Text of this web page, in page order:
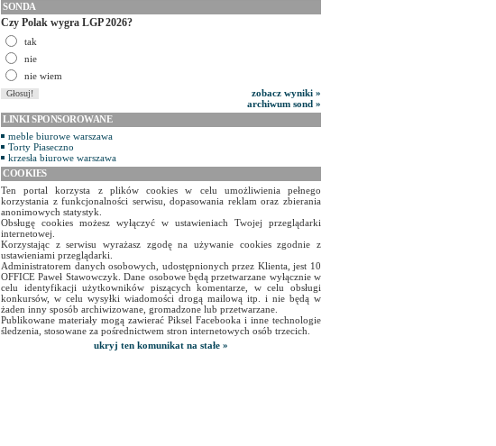
SONDA
Czy Polak wygra LGP 2026?
tak
nie
nie wiem
zobacz wyniki »
archiwum sond »
LINKI SPONSOROWANE
meble biurowe warszawa
Torty Piaseczno
krzesła biurowe warszawa
COOKIES
Ten portal korzysta z plików cookies w celu umożliwienia pełnego
korzystania z funkcjonalności serwisu, dopasowania reklam oraz zbierania
anonimowych statystyk.
Obsługę cookies możesz wyłączyć w ustawieniach Twojej przeglądarki
internetowej.
Korzystając z serwisu wyrażasz zgodę na używanie cookies zgodnie z
ustawieniami przeglądarki.
Administratorem danych osobowych, udostępnionych przez Klienta, jest 10
OFFICE Paweł Stawowczyk. Dane osobowe będą przetwarzane wyłącznie w
celu identyfikacji użytkowników piszących komentarze, w celu obsługi
konkursów, w celu wysyłki wiadomości drogą mailową itp. i nie będą w
żaden inny sposób archiwizowane, gromadzone lub przetwarzane.
Publikowane materiały mogą zawierać Piksel Facebooka i inne technologie
śledzenia, stosowane za pośrednictwem stron internetowych osób trzecich.
ukryj ten komunikat na stałe »